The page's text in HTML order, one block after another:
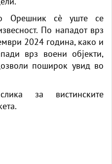
Орешник сè уште се
По нападот врз
2024 година, како и
врз воени објекти,
поширок увид во
за вистинските